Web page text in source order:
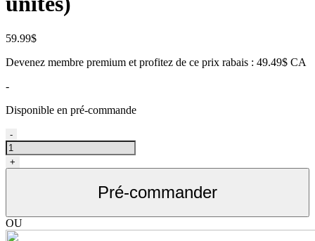
59.99$
Devenez membre premium et profitez de ce prix rabais : 49.49$ CA
-
Disponible en pré-commande
quantité
de
Bandanas
ou
pour
animaux
-
+
Pré-commander
OU